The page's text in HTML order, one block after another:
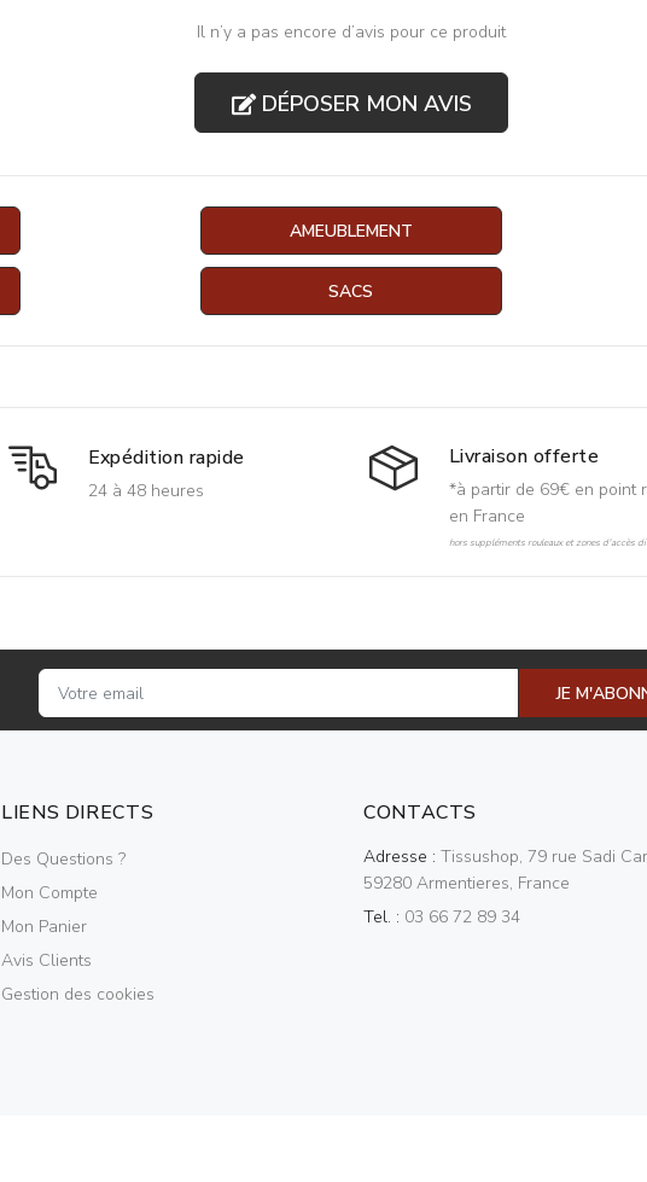
Il n’y a pas encore d’avis pour ce produit
DÉPOSER MON AVIS
AMEUBLEMENT
SACS
Expédition rapide
24 à 48 heures
Livraison offerte
*à partir de 69€ en point
en France
hors suppléments rouleaux et zones d'accès
JE
LIENS DIRECTS
Des Questions ?
Mon Compte
Mon Panier
Avis Clients
Gestion des cookies
CONTACTS
Adresse : Tissushop, 79 rue Sadi
59280 Armentieres, France
Tel. : 03 66 72 89 34